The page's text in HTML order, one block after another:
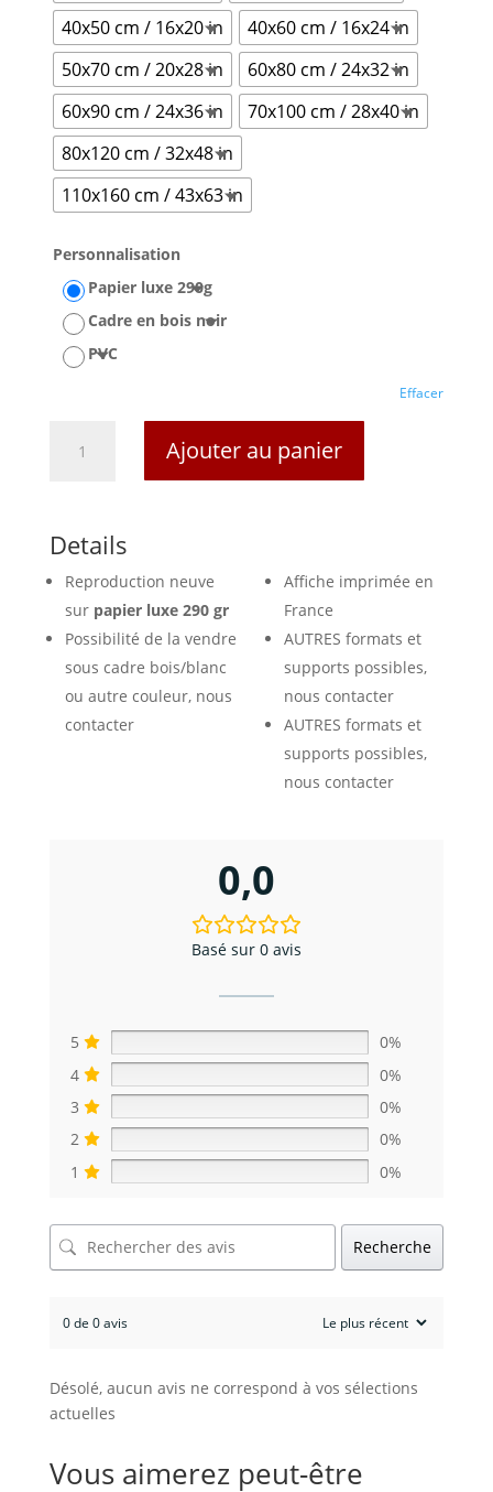
40x50 cm / 16x20 in
40x60 cm / 16x24 in
50x70 cm / 20x28 in
60x80 cm / 24x32 in
60x90 cm / 24x36 in
70x100 cm / 28x40 in
80x120 cm / 32x48 in
110x160 cm / 43x63 in
Personnalisation
Papier luxe 290g
Cadre en bois noir
PVC
Effacer
Ajouter au panier
Details
Reproduction neuve
sur papier luxe 290 gr
Possibilité de la vendre
sous cadre bois/blanc
ou autre couleur, nous
contacter
Affiche imprimée en
France
AUTRES formats et
supports possibles,
nous contacter
AUTRES formats et
supports possibles,
nous contacter
0,0
Basé sur 0 avis
5
0%
4
0%
3
0%
2
0%
1
0%
Recherche
0 de 0 avis
Désolé, aucun avis ne correspond à vos sélections
actuelles
Vous aimerez peut-être